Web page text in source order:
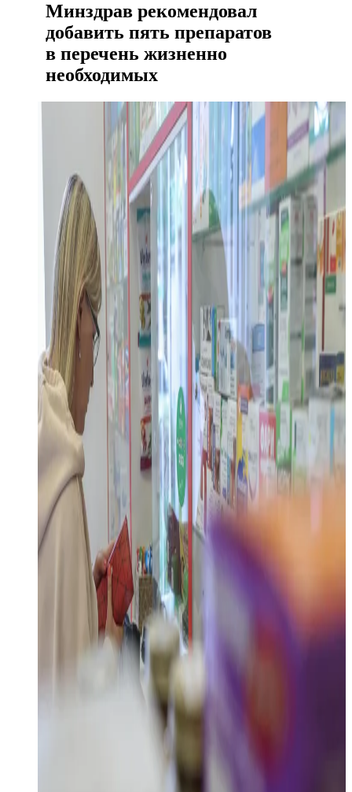
Минздрав рекомендовал
добавить пять препаратов
в перечень жизненно
необходимых